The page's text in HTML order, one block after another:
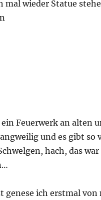
mal wieder Statue
ein Feuerwerk an alten
und es gibt so
hach, das
genese ich erstmal